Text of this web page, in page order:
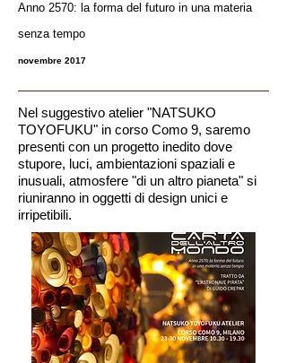
Anno 2570: la forma del futuro in una materia
senza tempo
novembre 2017
Nel suggestivo atelier "NATSUKO
TOYOFUKU" in corso Como 9, saremo
presenti con un progetto inedito dove
stupore, luci, ambientazioni spaziali e
inusuali, atmosfere "di un altro pianeta" si
riuniranno in oggetti di design unici e
irripetibili.